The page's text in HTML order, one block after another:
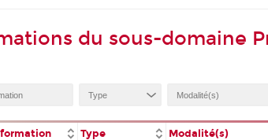
du sous-domaine
Type Modalité(s)